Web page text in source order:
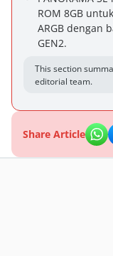
ROM 8GB
ARGB dengan
GEN2.
This section
editorial team.
Share Article